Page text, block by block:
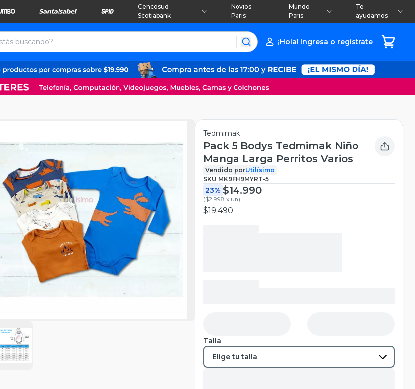
Cencosud
Scotiabank
Novios
Paris
Mundo
Paris
Te
ayudamos
¡Hola! Ingresa o regístrate
Tedmimak
Pack 5 Bodys Tedmimak Niño
Manga Larga Perritos Varios
Vendido porUtilísimo
SKU MK9FH9MYRT-5
23% $14.990
($2.998 x un)
$19.490
Talla